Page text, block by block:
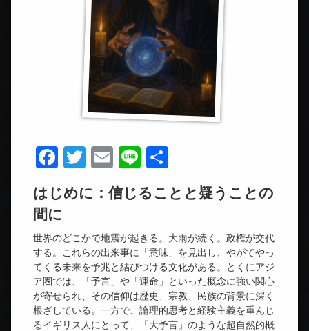
Facebook
Twitter
Email
Line
はじめに：信じることと疑うことの
間に
世界のどこかで地震が起きる。大雨が続く。政権が交代
する。これらの出来事に「意味」を見出し、やがてやっ
てくる未来を予兆と結びつける文化がある。とくにアジ
ア圏では、「予言」や「運命」といった概念に強い関心
が寄せられ、その信仰は歴史、宗教、民族の背景に深く
根ざしている。一方で、論理的思考と経験主義を重んじ
るイギリス人にとって、「大予言」のような超自然的概